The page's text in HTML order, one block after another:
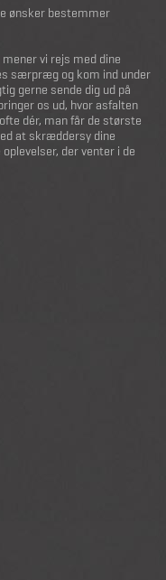
ønsker bestemmer
vi rejs med dine
særpræg og kom ind under
gerne sende dig ud på
os ud, hvor asfalten
dér, man får de største
at skræddersy dine
der venter i de